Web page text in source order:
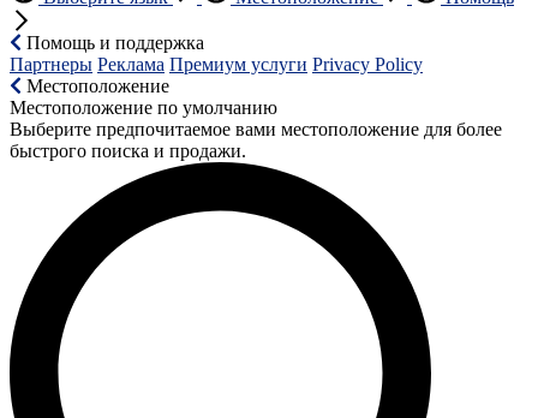
Помощь и поддержка
Партнеры Реклама Премиум услуги Privacy Policy
Местоположение
Местоположение по умолчанию
Выберите предпочитаемое вами местоположение для более
быстрого поиска и продажи.